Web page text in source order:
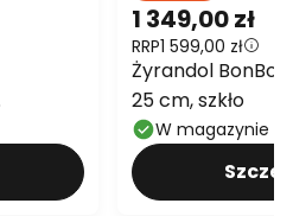
1 349,00 zł
RRP1 599,00 zł
Żyrandol
25 cm, szkło
W magazynie